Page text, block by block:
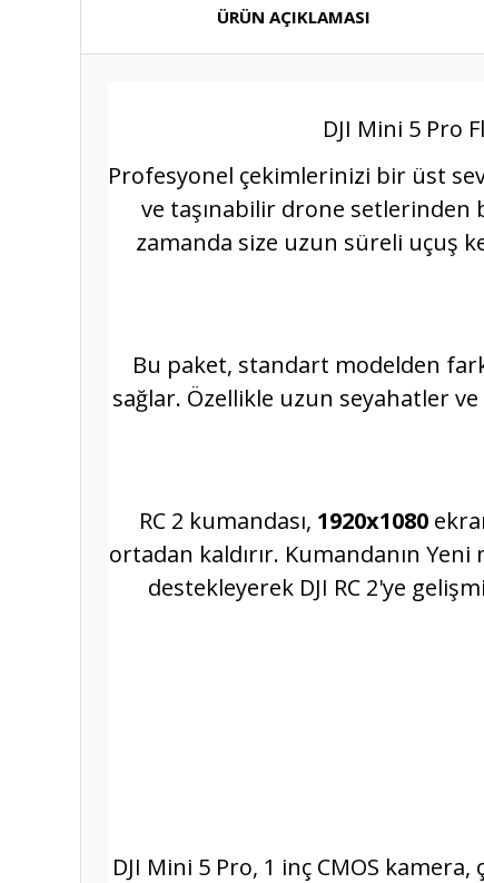
ÜRÜN AÇIKLAMASI
DJI Mini 5 Pro
Profesyonel çekimlerinizi bir üst
ve taşınabilir drone setlerinden
zamanda size uzun süreli uçuş
Bu paket, standart modelden
sağlar. Özellikle uzun seyahatler
RC 2 kumandası, 1920x1080
ortadan kaldırır. Kumandanın Yeni
destekleyerek DJI RC 2'ye
DJI Mini 5 Pro, 1 inç CMOS